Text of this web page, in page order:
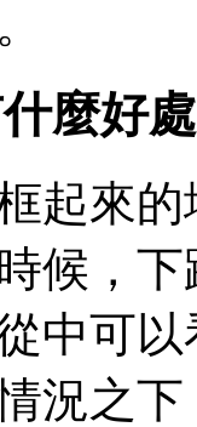
麼好
起來
候，
中可
況之